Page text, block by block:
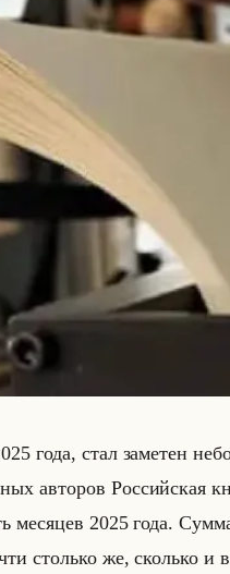
года, стал за­ме­тен
ав­то­ров Рос­сийская
ме­ся­цев 2025 года.
столько же, сколько